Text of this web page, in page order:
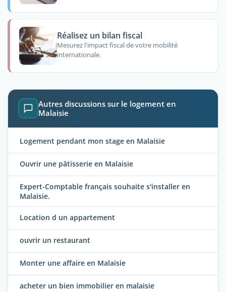
Réalisez un bilan fiscal
Mesurez l'impact fiscal de votre mobilité
internationale.
Autres discussions sur le logement en
Malaisie
Logement pendant mon stage en Malaisie
Ouvrir une pâtisserie en Malaisie
Expert-Comptable français souhaite s'installer en
Malaisie.
Location d un appartement
ouvrir un restaurant
Monter une affaire en Malaisie
acheter un bien immobilier en malaisie